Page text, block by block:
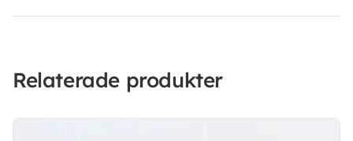
Relaterade produkter